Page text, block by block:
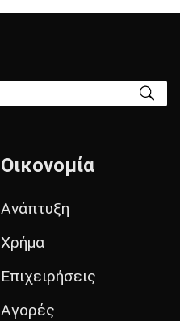
Οικονομία
Ανάπτυξη
Χρήμα
Επιχειρήσεις
Αγορές